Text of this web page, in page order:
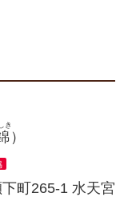
き
）
町265-1 水天宮